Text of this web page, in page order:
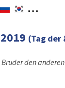
(Tag der
den